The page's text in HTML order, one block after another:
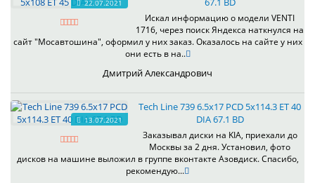
22.07.2021
Искал информацию о модели VENTI
1716, через поиск Яндекса наткнулся на
сайт "Мосавтошина", оформил у них заказ. Оказалось на сайте у них
они есть в на..
Дмитрий Александрович
13.07.2021
Tech Line 739 6.5x17 PCD 5x114.3 ET 40
DIA 67.1 BD
Заказывал диски на KIA, приехали до
Москвы за 2 дня. Установил, фото
дисков на машине выложил в группе вконтакте Азовдиск. Спасибо,
рекомендую...